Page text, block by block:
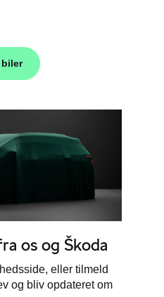
biler
os og Škoda
eller tilmeld
og bliv opdateret om